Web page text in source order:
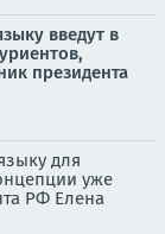
введут в
президента
для
уже
РФ Елена